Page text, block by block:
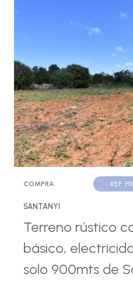
COMPRA REF.
SANTANYI
Terreno rústico
básico,
solo 900mts de